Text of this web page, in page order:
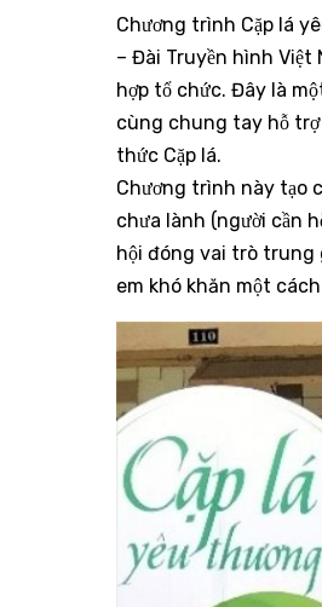
Chương trình Cặp lá
– Đài Truyền hình Việt
hợp tổ chức. Đây là
cùng chung tay hỗ
thức Cặp lá.
Chương trình này tạo
chưa lành (người cần
hội đóng vai trò trung
em khó khăn một